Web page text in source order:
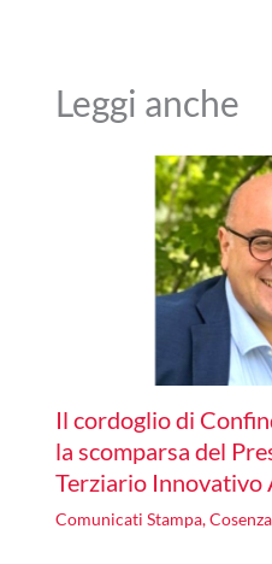
Leggi anche
Il cordoglio di
la scomparsa del
Terziario
Comunicati Stampa,Cosenza